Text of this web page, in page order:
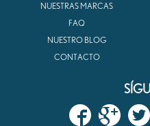
NUESTRAS MARCAS
FAQ
NUESTRO BLOG
CONTACTO